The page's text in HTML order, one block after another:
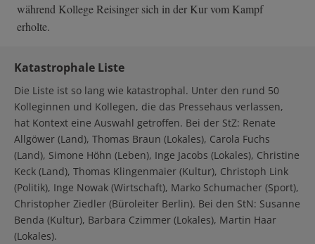
während Kollege Reisinger sich in der Kur vom Kampf
erholte.
Katastrophale Liste
Die Liste ist so lang wie katastrophal. Unter den rund 50
Kolleginnen und Kollegen, die das Pressehaus verlassen,
hat Kontext eine Auswahl getroffen. Bei der StZ: Renate
Allgöwer (Land), Thomas Braun (Lokales), Carola Fuchs
(Land), Simone Höhn (Leben), Inge Jacobs (Lokales), Christine
Keck (Land), Thomas Klingenmaier (Kultur), Christoph Link
(Politik), Inge Nowak (Wirtschaft), Marko Schumacher (Sport),
Christopher Ziedler (Büroleiter Berlin). Bei den StN: Susanne
Benda (Kultur), Barbara Czimmer (Lokales), Martin Haar
(Lokales).